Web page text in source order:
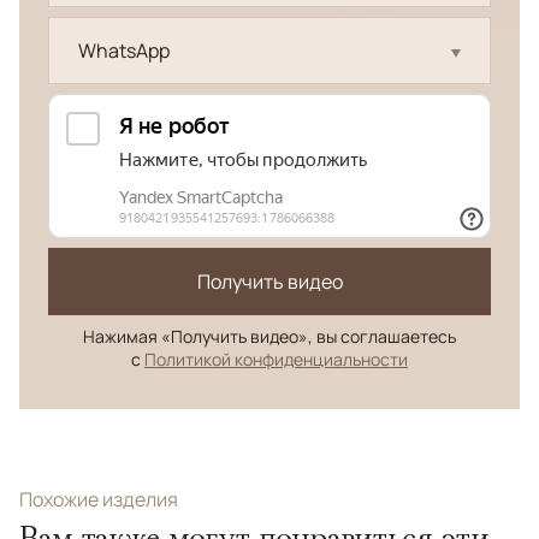
WhatsApp
Получить видео
Нажимая «Получить видео», вы соглашаетесь
с Политикой конфиденциальности
Похожие изделия